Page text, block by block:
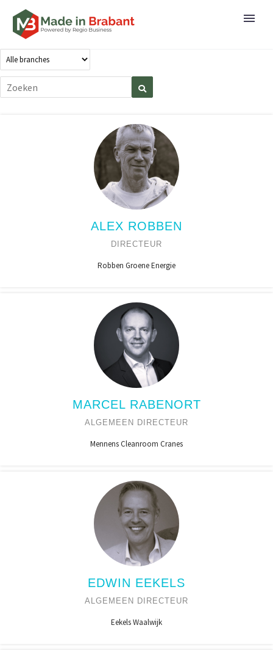
ALEX ROBBEN
DIRECTEUR
Robben Groene Energie
MARCEL RABENORT
ALGEMEEN DIRECTEUR
Mennens Cleanroom Cranes
EDWIN EEKELS
ALGEMEEN DIRECTEUR
Eekels Waalwijk